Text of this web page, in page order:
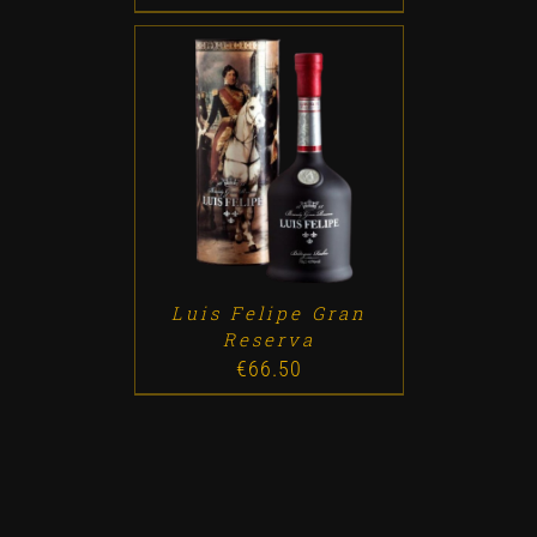
ADD TO CART / DETALLES
Luis Felipe Gran
Reserva
€66.50